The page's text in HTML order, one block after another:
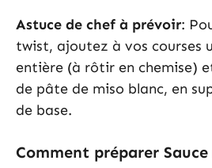
Astuce de chef à prévoir:
twist, ajoutez à vos courses
entière (à rôtir en chemise)
de pâte de miso blanc, en
de base.
Comment préparer